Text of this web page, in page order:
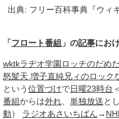
出典: フリー百科事典『ウィ
「フロート番組 」の記事にお
wktkラヂオ学園 ロッチのだめ
怒髪天 増子直純兄ィのロック
という位置づけで日曜23時台 ＜
番組からは外れ 単独放送と
動） ラジオあさいちばん→